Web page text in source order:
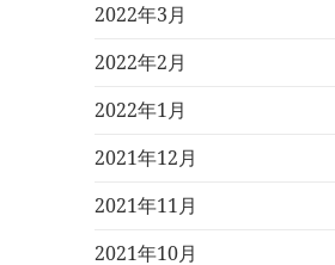
2022年3月
2022年2月
2022年1月
2021年12月
2021年11月
2021年10月